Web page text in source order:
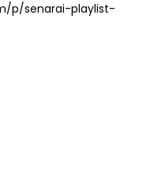
p/senarai-playlist-